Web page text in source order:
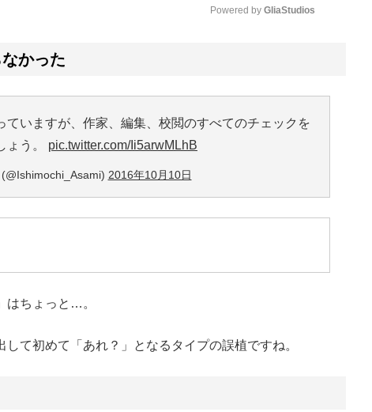
Powered by GliaStudios
かった
ていますが、作家、編集、校閲のすべてのチェックを
ょう。 pic.twitter.com/Ii5arwMLhB
2016年10月10日
はちょっと…。
て初めて「あれ？」となるタイプの誤植ですね。